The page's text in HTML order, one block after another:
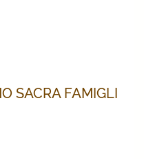
SACRA FAMIGLI